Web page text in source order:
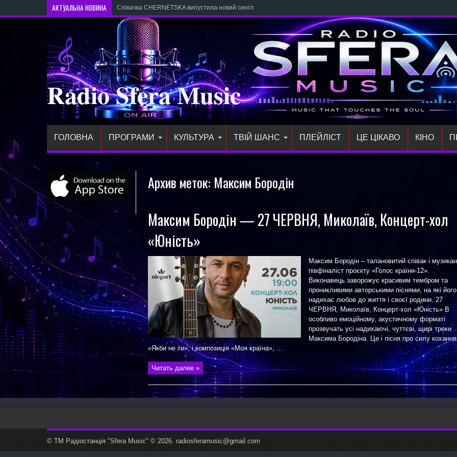
АКТУАЛЬНА НОВИНА Співачка CHERNETSKA випустила новий сингл «злітай» про відч
Radio Sfera Music
ГОЛОВНА ПРОГРАМИ КУЛЬТУРА ТВІЙ ШАНС ПЛЕЙЛIСТ ЦЕ ЦІКАВО КІНО
Архив меток: Максим Бородін
Максим Бородін — 27 ЧЕРВНЯ, Миколаїв, Концерт-хол
«Юність»
Максим Бородін – талановитий співак і
півфіналіст проєкту «Голос країни-12».
Виконавець заворожує красивим тембром та
проникливими авторськими піснями, на які його
надихає любов до життя і своєї родини. 27
ЧЕРВНЯ, Миколаїв, Концерт-хол «Юність» В
особливо емоційному, акустичному форматі
прозвучать усі надихаючі, чуттєві, щирі треки
Максима Бородіна. Це і пісня про силу кохання
«Якби не ти», і композиція «Моя країна», ...
Читать далее »
© ТМ Радiостанцiя "Sfera Music" © 2026. radiosferamusic@gmail.com